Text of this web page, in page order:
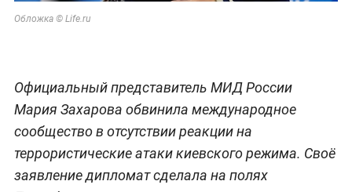
Обложка © Life.ru
Официальный представитель МИД России
Мария Захарова обвинила международное
сообщество в отсутствии реакции на
террористические атаки киевского режима. Своё
заявление дипломат сделала на полях